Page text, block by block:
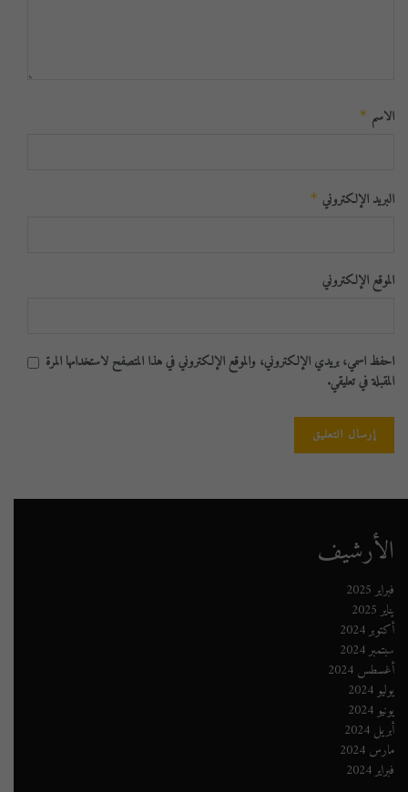
الاسم *
البريد الإلكتروني *
الموقع الإلكتروني
احفظ اسمي، بريدي الإلكتروني، والموقع الإلكتروني في هذا المتصفح لاستخدامها المرة
المقبلة في تعليقي.
الأرشيف
فبراير 2025
يناير 2025
أكتوبر 2024
سبتمبر 2024
أغسطس 2024
يوليو 2024
يونيو 2024
أبريل 2024
مارس 2024
فبراير 2024